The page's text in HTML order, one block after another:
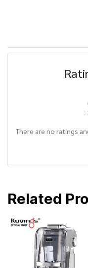
There are no ratings
Related